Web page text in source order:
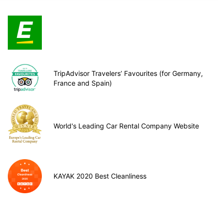
TripAdvisor Travelers’ Favourites (for Germany,
France and Spain)
World's Leading Car Rental Company Website
KAYAK 2020 Best Cleanliness